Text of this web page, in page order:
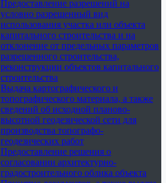
Предоставление разрешений на
условно разрешенный вид
использования участка или объекта
капитального строительства и на
отклонение от предельных параметров
разрешенного строительства,
реконструкции объектов капитального
строительства
Выдача картографического и
топографического материала, а также
сведений об исходной планово-
высотной геодезической сети для
производства топографо-
геодезических работ
Предоставление решения о
согласовании архитектурно-
градостроительного облика объекта